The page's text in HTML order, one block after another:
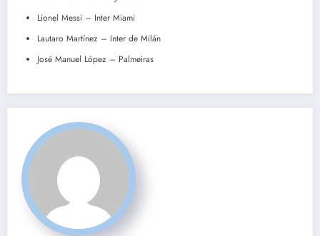
Lionel Messi – Inter Miami
Lautaro Martínez – Inter de Milán
José Manuel López – Palmeiras